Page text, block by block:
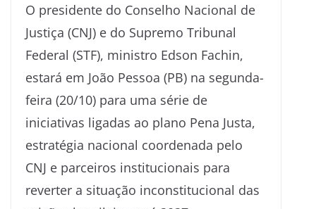
O presidente do Conselho Nacional de
Justiça (CNJ) e do Supremo Tribunal
Federal (STF), ministro Edson Fachin,
estará em João Pessoa (PB) na segunda-
feira (20/10) para uma série de
iniciativas ligadas ao plano Pena Justa,
estratégia nacional coordenada pelo
CNJ e parceiros institucionais para
reverter a situação inconstitucional das